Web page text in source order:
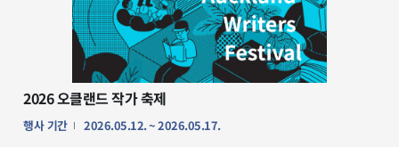
2026 오클랜드 작가 축제
행사 기간
2026.05.12. ~ 2026.05.17.